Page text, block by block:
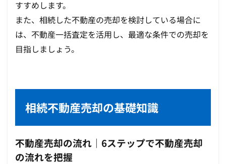
すすめします。
また、相続した不動産の売却を検討している場合に
は、不動産一括査定を活用し、最適な条件での売却を
目指しましょう。
相続不動産売却の基礎知識
不動産売却の流れ｜6ステップで不動産売却
の流れを把握